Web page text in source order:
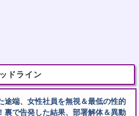
ドライン
途端、女性社員を無視＆最低の性的
裏で告発した結果、部署解体＆異動